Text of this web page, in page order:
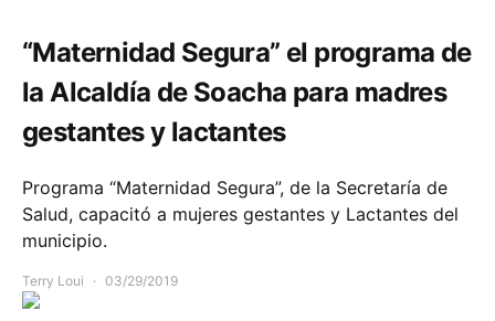
“Maternidad Segura” el programa de
la Alcaldía de Soacha para madres
gestantes y lactantes
Programa “Maternidad Segura”, de la Secretaría de
Salud, capacitó a mujeres gestantes y Lactantes del
municipio.
Terry Loui 03/29/2019